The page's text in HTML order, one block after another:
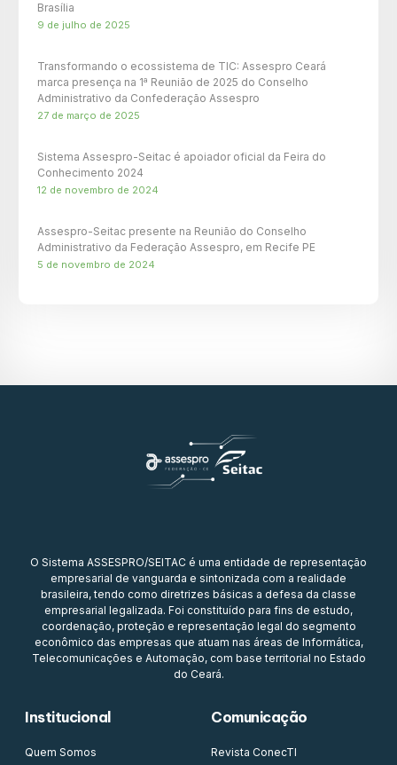
Brasília
9 de julho de 2025
Transformando o ecossistema de TIC: Assespro Ceará
marca presença na 1ª Reunião de 2025 do Conselho
Administrativo da Confederação Assespro
27 de março de 2025
Sistema Assespro-Seitac é apoiador oficial da Feira do
Conhecimento 2024
12 de novembro de 2024
Assespro-Seitac presente na Reunião do Conselho
Administrativo da Federação Assespro, em Recife PE
5 de novembro de 2024
O Sistema ASSESPRO/SEITAC é uma entidade de representação
empresarial de vanguarda e sintonizada com a realidade
brasileira, tendo como diretrizes básicas a defesa da classe
empresarial legalizada. Foi constituído para fins de estudo,
coordenação, proteção e representação legal do segmento
econômico das empresas que atuam nas áreas de Informática,
Telecomunicações e Automação, com base territorial no Estado
do Ceará.
Institucional
Quem Somos
Comunicação
Revista ConecTI